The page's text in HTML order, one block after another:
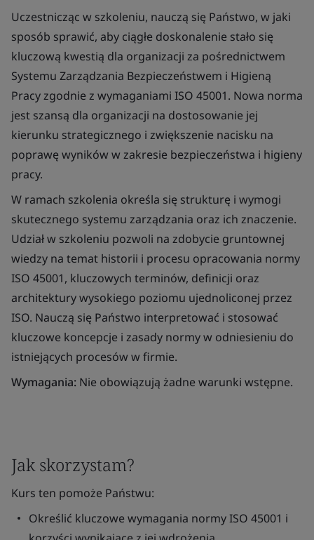
Uczestnicząc w szkoleniu, nauczą się Państwo, w jaki
sposób sprawić, aby ciągłe doskonalenie stało się
kluczową kwestią dla organizacji za pośrednictwem
Systemu Zarządzania Bezpieczeństwem i Higieną
Pracy zgodnie z wymaganiami ISO 45001. Nowa norma
jest szansą dla organizacji na dostosowanie jej
kierunku strategicznego i zwiększenie nacisku na
poprawę wyników w zakresie bezpieczeństwa i higieny
pracy.
W ramach szkolenia określa się strukturę i wymogi
skutecznego systemu zarządzania oraz ich znaczenie.
Udział w szkoleniu pozwoli na zdobycie gruntownej
wiedzy na temat historii i procesu opracowania normy
ISO 45001, kluczowych terminów, definicji oraz
architektury wysokiego poziomu ujednoliconej przez
ISO. Nauczą się Państwo interpretować i stosować
kluczowe koncepcje i zasady normy w odniesieniu do
istniejących procesów w firmie.
Wymagania: Nie obowiązują żadne warunki wstępne.
Jak skorzystam?
Kurs ten pomoże Państwu:
Określić kluczowe wymagania normy ISO 45001 i